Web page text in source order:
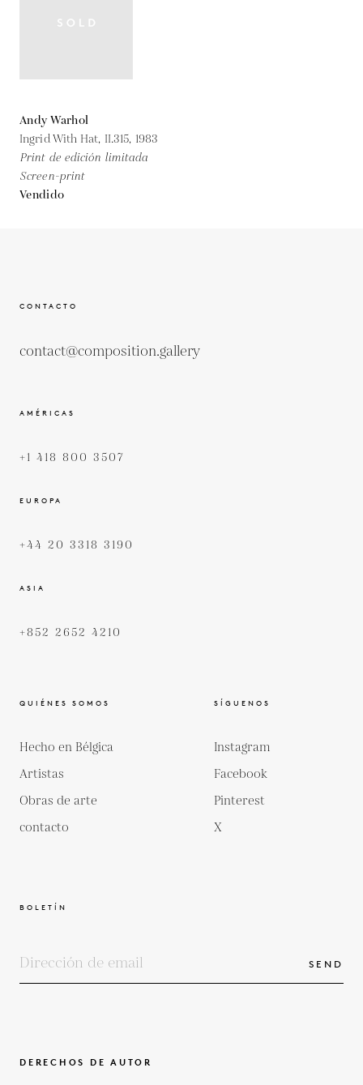
Andy Warhol
Ingrid With Hat, II.315, 1983
Print de edición limitada
Screen-print
Vendido
CONTACTO
contact@composition.gallery
AMÉRICAS
+1 418 800 3507
EUROPA
+44 20 3318 3190
ASIA
+852 2652 4210
QUIÉNES SOMOS
Hecho en Bélgica
Artistas
Obras de arte
contacto
SÍGUENOS
Instagram
Facebook
Pinterest
X
BOLETÍN
SEND
DERECHOS DE AUTOR